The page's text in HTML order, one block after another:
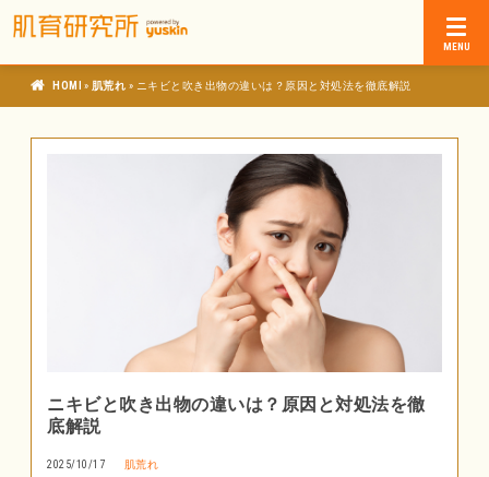
肌育研究所
» 肌荒れ » ニキビと吹き出物の違いは？原因と対処法を徹底解説
ニキビと吹き出物の違いは？原因と対処法を徹
底解説
2025/10/17 肌荒れ